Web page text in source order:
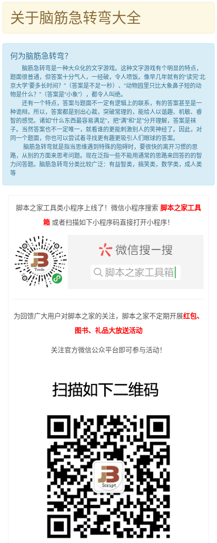
关于脑筋急转弯大全
何为脑筋急转弯？
脑筋急转弯是一种大众化的文字游戏。这种文字游戏有个明显的特点，
题面很普通，但答案十分气人，一经破，令人喷饭。像早几年就有的“读完‘北
京大学’要多长时间？”（答案是不足一秒）、“动物园里只比大象鼻子短的动
物是什么？”（答案是“小象”），都令人叫绝。
还有一个特点，答案与题面不一定有逻辑上的联系，有的答案甚至是一
种诡辩。所以，答案都是别出心裁，突破常理的，能给人以谐趣、机敏、睿
智的感觉。诸如“什么东西最容易满足”，把“满”和“足”分开理解，答案是袜
子。当然答案也不一定唯一，就看谁的更能刺激别人的笑神经了。因此，对
同一个题面，你也可以尝试着寻找更有趣更吸引人们眼球的答案。
脑筋急转弯就是指当思维遇到特殊的阻碍时，要很快的离开习惯的思
路，从别的方面来思考问题。现在泛指一些不能用通常的思路来回答的的智
力问答题。脑筋急转弯分类比较广泛：有益智类，搞笑类，数学类，成人类
等
脚本之家工具类小程序上线了！微信小程序搜索 脚本之家工具
箱 或者扫描如下小程序码直接打开小程序！
为回馈广大用户对脚本之家的关注，脚本之家不定期开展红包、
图书、礼品大放送活动
关注官方微信公众平台即可参与活动！